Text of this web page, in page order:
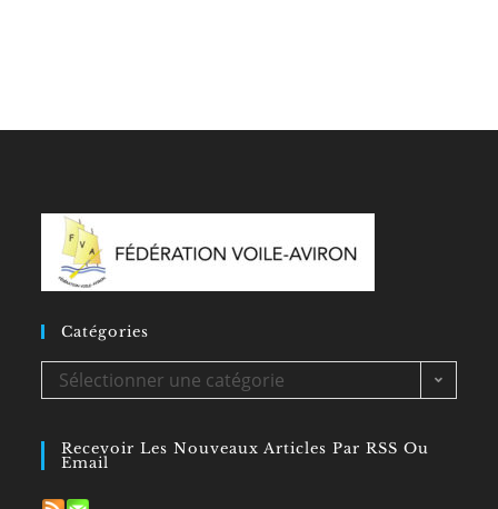
Catégories
Catégories
Sélectionner une catégorie
Recevoir Les Nouveaux Articles Par RSS Ou
Email